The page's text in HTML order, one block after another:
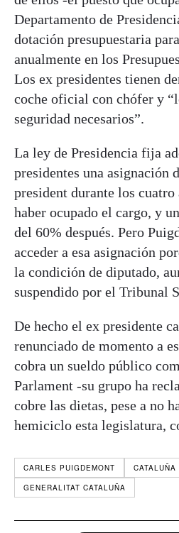
Departamento de
dotación presupuestaria
anualmente en los
Los ex presidentes tienen
coche oficial con chófer y
seguridad necesarios”.
La ley de Presidencia fija
presidentes una asignación
president durante los cuatro
haber ocupado el cargo, y
del 60% después. Pero
acceder a esa asignación
la condición de diputado,
suspendido por el Tribunal
De hecho el ex presidente
renunciado de momento a
cobra un sueldo público
Parlament -su grupo ha
cobre las dietas, pese a no
hemiciclo esta legislatura,
CARLES PUIGDEMONT
CATALUÑA
GENERALITAT CATALUÑA